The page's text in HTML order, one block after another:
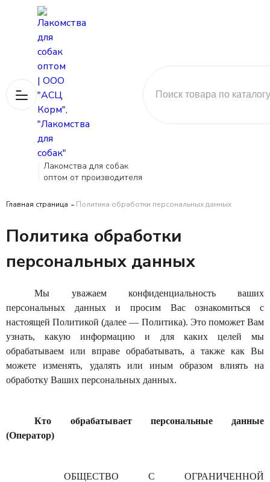
Лакомства для собак
оптом от производителя
Главная страница Политика обработки персональных данных
Политика обработки
персональных данных
Мы уважаем конфиденциальность ваших
персональных данных и просим Вас ознакомиться с
настоящей Политикой (далее — Политика). Это поможет Вам
узнать, какую информацию и для каких целей мы
обрабатываем или вправе обрабатывать, а также как Вы
можете изменять, удалять или иным образом влиять на
обработку Ваших персональных данных.
Кто обрабатывает персональные данные
(Оператор)
ОБЩЕСТВО С ОГРАНИЧЕННОЙ